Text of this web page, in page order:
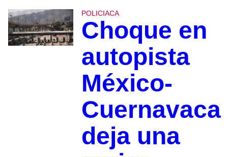
POLICIACA
Choque en
autopista
México-
Cuernavaca
deja una